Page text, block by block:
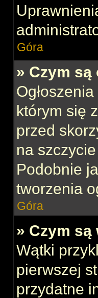
Góra
» Czym są
którym się
przed
na
Podobnie
tworzenia
Góra
» Czym
Wątki
pierwszej
przydatne